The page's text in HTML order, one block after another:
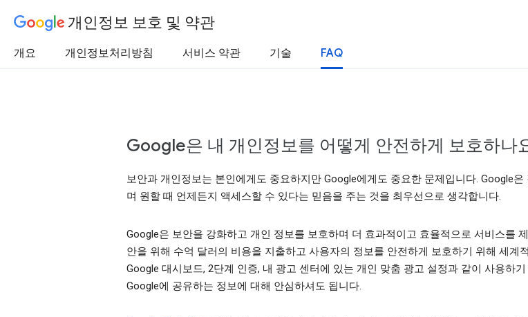
개인정보 보호 및 약관
개요 개인정보처리방침 서비스 약관 기술 FAQ
Google은 내 개인정보를 어떻게 안전하게 보호하나
보안과 개인정보는 본인에게도 중요하지만 Google에게도 중요한 문제입니다. Google
며 원할 때 언제든지 액세스할 수 있다는 믿음을 주는 것을 최우선으로 생각합니다.
Google은 보안을 강화하고 개인 정보를 보호하며 더 효과적이고 효율적으로 서비스를
안을 위해 수억 달러의 비용을 지출하고 사용자의 정보를 안전하게 보호하기 위해 세계
Google 대시보드, 2단계 인증, 내 광고 센터에 있는 개인 맞춤 광고 설정과 같이 사용하
Google에 공유하는 정보에 대해 안심하셔도 됩니다.